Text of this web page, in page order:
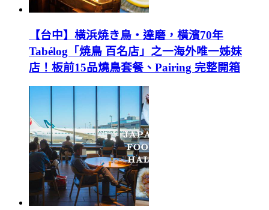
【台中】横浜焼き鳥‧達磨，橫濱70年
Tabélog「焼鳥 百名店」之一海外唯一姊妹
店！板前15品燒鳥套餐、Pairing 完整開箱